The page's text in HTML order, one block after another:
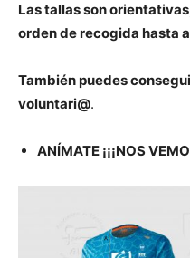
Las tallas son
orden de recogida hasta
También puedes
voluntari@.
ANÍMATE ¡¡¡NOS